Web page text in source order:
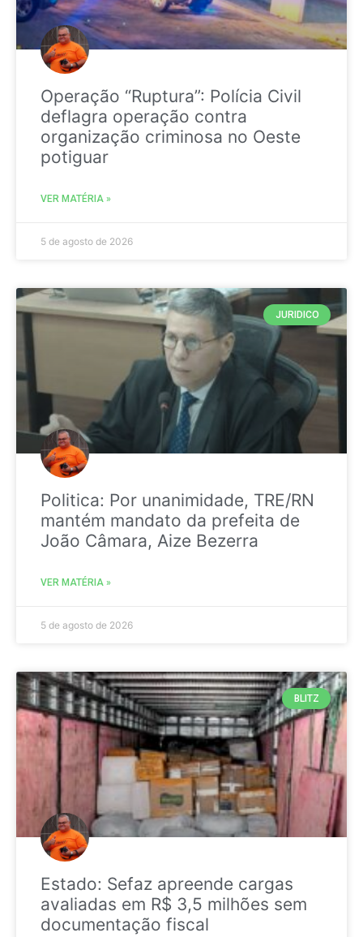
Operação “Ruptura”: Polícia Civil
deflagra operação contra
organização criminosa no Oeste
potiguar
VER MATÉRIA »
5 de agosto de 2026
JURIDICO
Politica: Por unanimidade, TRE/RN
mantém mandato da prefeita de
João Câmara, Aize Bezerra
VER MATÉRIA »
5 de agosto de 2026
BLITZ
Estado: Sefaz apreende cargas
avaliadas em R$ 3,5 milhões sem
documentação fiscal